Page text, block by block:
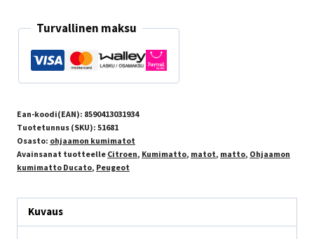
Turvallinen maksu
Ean-koodi(EAN): 8590413031934
Tuotetunnus (SKU): 51681
Osasto: ohjaamon kumimatot
Avainsanat tuotteelle Citroen, Kumimatto, matot, matto, Ohjaamon
kumimatto Ducato, Peugeot
Kuvaus